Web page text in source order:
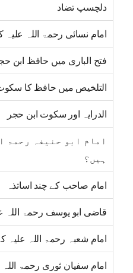
دلچسپ تضاد
امام نسائی رحمۃ اللہ
فتح الباری میں حافظ ابن
التلخیص میں حافظ کا
الدرایہ اور سکوت ابن حجر
امام ابو حنیفہ رحمۃ
ہیں؟
امام صاحب کے چند اساتذہ
قاضی ابو یوسف رحمۃ اللہ
امام شعبہ رحمۃ اللہ علیہ
امام سفیان ثوری رحمۃ